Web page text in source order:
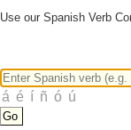
Use our Spanish Verb